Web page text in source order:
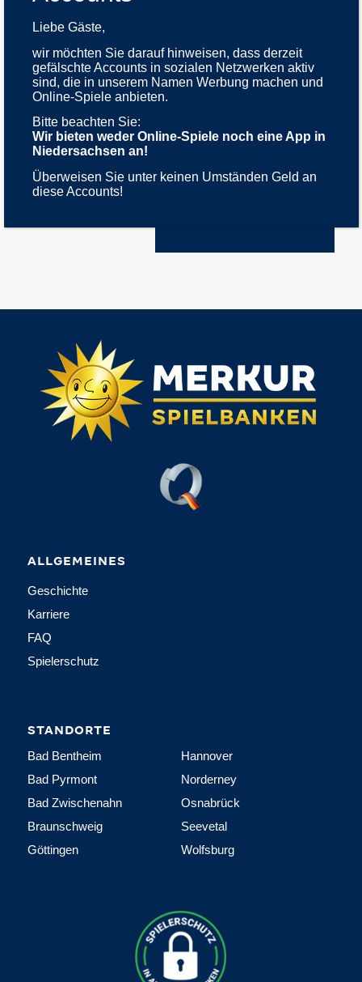
Ich bestätige, die Datenschutzerklärungzur
Kenntnis genommen zu haben.
ALLGEMEINES
Geschichte
Karriere
FAQ
Spielerschutz
STANDORTE
Bad Bentheim
Bad Pyrmont
Bad Zwischenahn
Braunschweig
Göttingen
Hannover
Norderney
Osnabrück
Seevetal
Wolfsburg
Liebe Gäste,
wir möchten Sie darauf hinweisen, dass derzeit
gefälschte Accounts in sozialen Netzwerken aktiv
sind, die in unserem Namen Werbung machen und
Online-Spiele anbieten.
Bitte beachten Sie:
Wir bieten weder Online-Spiele noch eine App in
Niedersachsen an!
Überweisen Sie unter keinen Umständen Geld an
diese Accounts!